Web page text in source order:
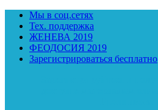
Мы в соц.сетях
Тех. поддержка
ЖЕНЕВА 2019
ФЕОДОСИЯ 2019
Зарегистрироваться бесплатно